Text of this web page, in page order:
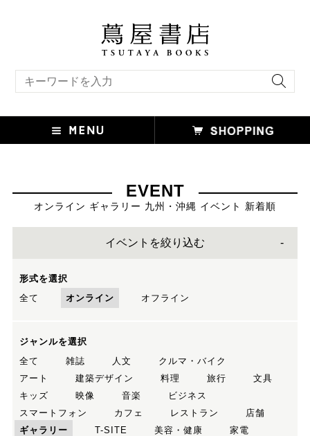
EVENT
オンライン ギャラリー 九州・沖縄 イベント 新着順
イベントを絞り込む
形式を選択
全て
オンライン オフライン
ジャンルを選択
全て
雑誌 人文
クルマ・バイク
アート
建築デザイン 料理 旅行
文具
キッズ
映像 音楽
ビジネス
スマートフォン
カフェ レストラン
店舗
ギャラリー
T-SITE 美容・健康
家電